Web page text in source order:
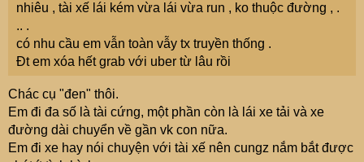
nhiêu , tài xế lái kém vừa lái vừa run , ko thuộc đường , .
.. .
có nhu cầu em vẫn toàn vẫy tx truyền thống .
Đt em xóa hết grab với uber từ lâu rồi
Chác cụ "đen" thôi.
Em đi đa số là tài cứng, một phần còn là lái xe tải và xe
đường dài chuyển về gần vk con nữa.
Em đi xe hay nói chuyện với tài xế nên cungz nắm bắt được